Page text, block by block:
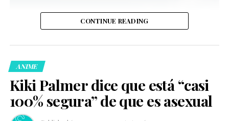
Una publicación compartida de El Clóset LGBT (@elclosetlgbt)
El fenómeno deHeated Rivalry
y el interés por más historias
La serie, basada en los libros de Rachel Reid, se
convirtió rápidamente en un fenómeno dentro del
entretenimiento LGBTQ+. Su historia principal seguirá
con una segunda temporada programada para 2027,
CONTINUE READING
ANIME
Kiki Palmer dice que está “casi
100% segura” de que es asexual